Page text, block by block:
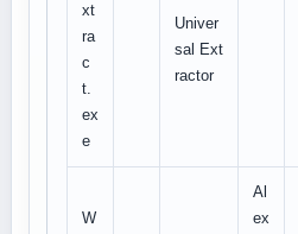
xt
ra
c
t.
ex
e
Univer
sal Ext
ractor
W
Al
ex